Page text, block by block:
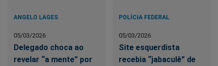
ANGELO LAGES
05/03/2026
Delegado choca ao
revelar “a mente” por
POLÍCIA FEDERAL
05/03/2026
Site esquerdista
recebia “jabaculê” de